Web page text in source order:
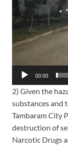
00:00
2) Given the
substances and
Tambaram City
destruction of
Narcotic Drugs